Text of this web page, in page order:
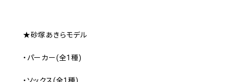
★砂塚あきらモデル
・パーカー(全1種)